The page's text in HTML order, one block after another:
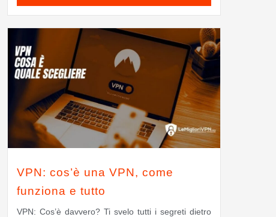
VPN: cos’è una VPN, come
funziona e tutto
VPN: Cos’è davvero? Ti svelo tutti i segreti dietro